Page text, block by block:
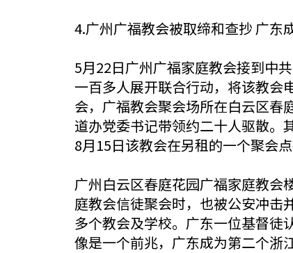
4.广州广福教会被取缔和查抄 广东
5月22日广州广福家庭教会接到中
一百多人展开联合行动，将该教会
会，广福教会聚会场所在白云区春
道办党委书记带领约二十人驱散。
8月15日该教会在另租的一个聚会
广州白云区春庭花园广福家庭教会
庭教会信徒聚会时，也被公安冲击
多个教会及学校。广东一位基督
像是一个前兆，广东成为第二个浙